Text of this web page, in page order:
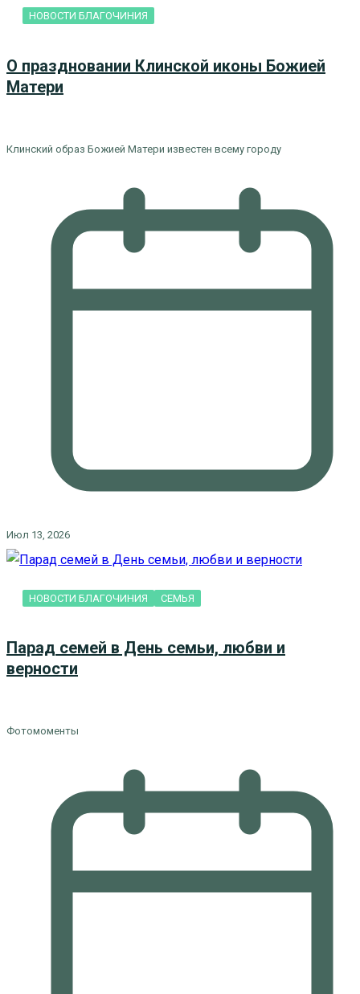
НОВОСТИ БЛАГОЧИНИЯ
О праздновании Клинской иконы Божией
Матери
Клинский образ Божией Матери известен всему городу
Июл 13, 2026
НОВОСТИ БЛАГОЧИНИЯ СЕМЬЯ
Парад семей в День семьи, любви и
верности
Фотомоменты